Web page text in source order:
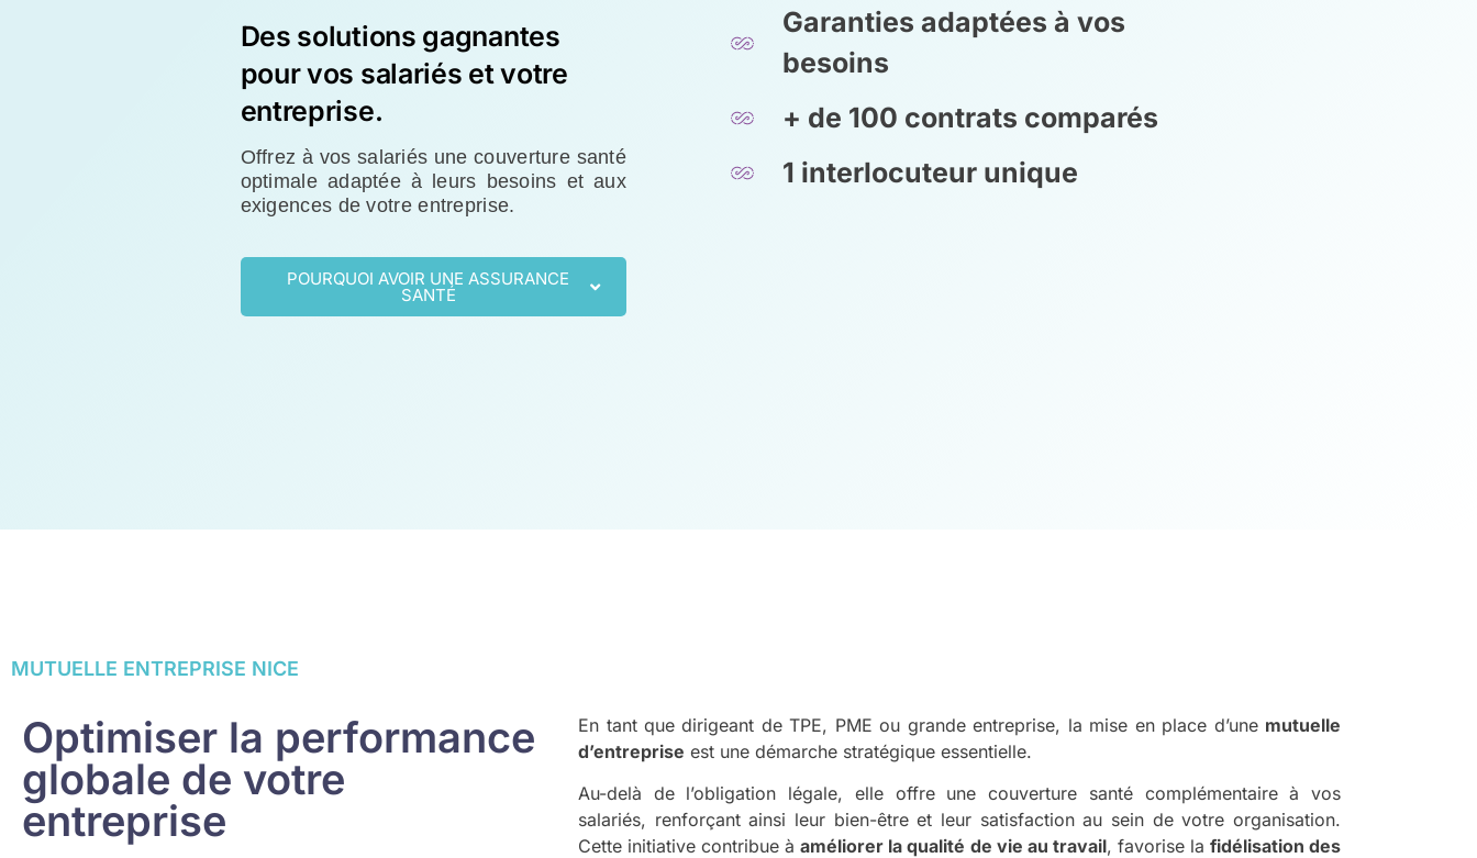
Des solutions gagnantes
pour vos salariés et votre
entreprise.
Offrez à vos salariés une couverture santé
optimale adaptée à leurs besoins et aux
exigences de votre entreprise.
POURQUOI AVOIR UNE ASSURANCE
SANTÉ
Garanties adaptées à vos
besoins
+ de 100 contrats comparés
1 interlocuteur unique
MUTUELLE ENTREPRISE NICE
Optimiser la performance
globale de votre
entreprise
En tant que dirigeant de TPE, PME ou grande entreprise, la mise en place d’une mutuelle
d’entreprise est une démarche stratégique essentielle.
Au-delà de l’obligation légale, elle offre une couverture santé complémentaire à vos
salariés, renforçant ainsi leur bien-être et leur satisfaction au sein de votre organisation.
Cette initiative contribue àaméliorer la qualité de vie au travail, favorise la fidélisation des